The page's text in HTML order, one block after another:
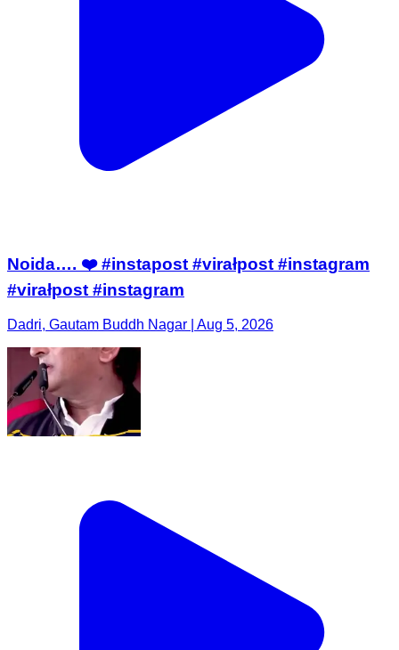
Noida…. ❤️ #instapost #virałpost #instagram
#virałpost #instagram
Dadri, Gautam Buddh Nagar | Aug 5, 2026